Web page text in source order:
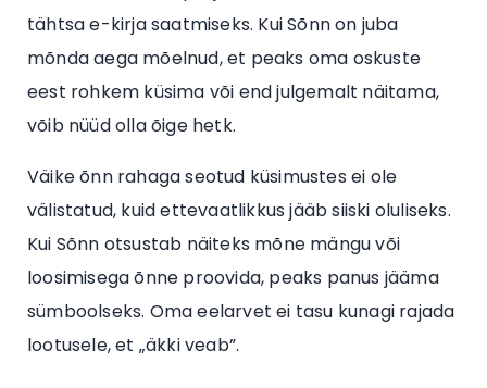
tähtsa e-kirja saatmiseks. Kui Sõnn on juba
mõnda aega mõelnud, et peaks oma oskuste
eest rohkem küsima või end julgemalt näitama,
võib nüüd olla õige hetk.
Väike õnn rahaga seotud küsimustes ei ole
välistatud, kuid ettevaatlikkus jääb siiski oluliseks.
Kui Sõnn otsustab näiteks mõne mängu või
loosimisega õnne proovida, peaks panus jääma
sümboolseks. Oma eelarvet ei tasu kunagi rajada
lootusele, et „äkki veab”.